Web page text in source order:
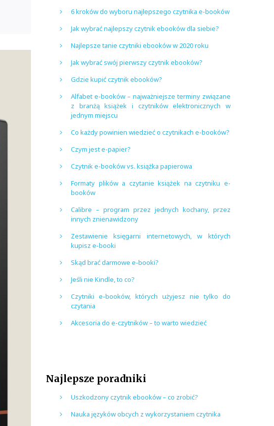
6 kroków do wyboru najlepszego czytnika e-booków
Jak wybrać najlepszy czytnik ebooków dla siebie?
Najlepsze tanie czytniki ebooków w 2020 roku
Jak wybrać swój pierwszy czytnik ebooków?
Gdzie kupić czytnik ebooków?
Alfabet e-booków – najważniejsze terminy związane
z branżą książek i czytników elektronicznych w
jednym miejscu
Co każdy powinien wiedzieć o czytnikach e-booków?
Czym jest e-papier?
Czytnik e-booków vs. książka papierowa
Formaty plików a czytanie książek na czytniku e-
booków
Calibre – program przez jednych kochany, przez
innych znienawidzony
Zestawienie księgarni internetowych, w których
kupisz e-booki
Skąd brać darmowe e-booki?
Jeśli nie Kindle, to co?
Czytniki e-booków, których użyjesz nie tylko do
czytania
Akcesoria do e-czytników – to warto wiedzieć
Najlepsze poradniki
Uszkodzony czytnik ebooków – co zrobić?
Nauka języków obcych z wykorzystaniem czytnika